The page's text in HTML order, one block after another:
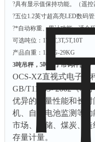
?具有显示值保持功能。（遥
?五位1.2英寸超高亮LED数码
?*自动称重、累计功能，适合
可选吨位： 1T,2T,3T,5T,10T
产品自重： 12KG-29KG
3吨吊秤，5吨电子吊钩秤价格
OCS-XZ直视式电子吊
GB/T11883- 2002《电
优异的计量性能和长
机、自动电池监测等
市场、仓储、煤炭、
存量计量。